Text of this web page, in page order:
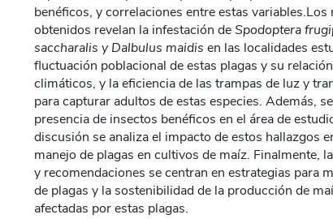
benéficos, y correlaciones entre estas variables​​.Los
obtenidos revelan la infestación deSpodoptera
saccharalis y Dalbulus maidis en las localidades
fluctuación poblacional de estas plagas y su
climáticos, y la eficiencia de las trampas de luz y
para capturar adultos de estas especies. Además,
presencia de insectos benéficos en el área de
discusión se analiza el impacto de estos hallazgos
manejo de plagas en cultivos de maíz​​. Finalmente,
y recomendaciones se centran en estrategias para
de plagas y la sostenibilidad de la producción de
afectadas por estas plagas​​.